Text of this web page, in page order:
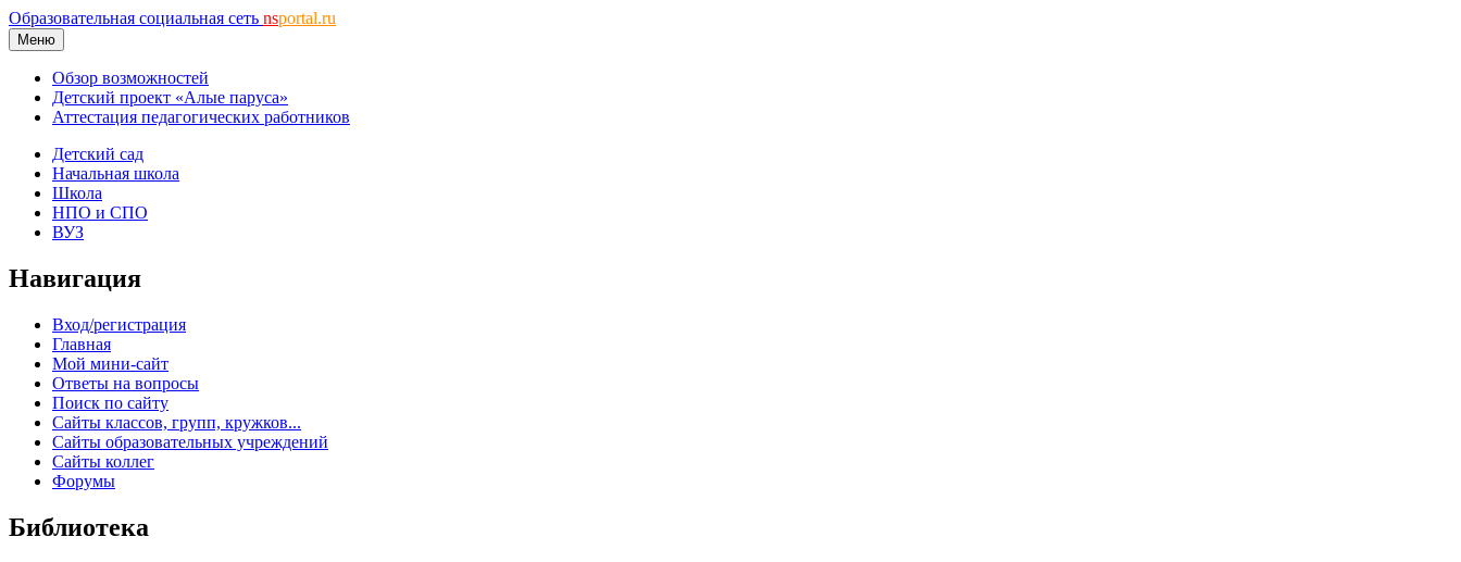
Образовательная социальная сеть nsportal.ru
Меню
Обзор возможностей
Детский проект «Алые паруса»
Аттестация педагогических работников
Детский сад
Начальная школа
Школа
НПО и СПО
ВУЗ
Навигация
Вход/регистрация
Главная
Мой мини-сайт
Ответы на вопросы
Поиск по сайту
Сайты классов, групп, кружков...
Сайты образовательных учреждений
Сайты коллег
Форумы
Библиотека